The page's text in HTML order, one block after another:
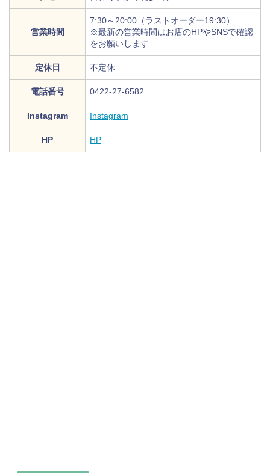
営業時間
7:30～20:00（ラストオーダー19:30）
※最新の営業時間はお店のHPやSNSで確認
をお願いします
定休日 不定休
電話番号 0422-27-6582
Instagram Instagram
HP HP